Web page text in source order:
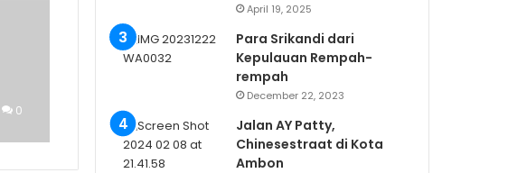
0
April 19, 2025
Para Srikandi dari
Kepulauan Rempah-
rempah
December 22, 2023
Jalan AY Patty,
Chinesestraat di Kota
Ambon